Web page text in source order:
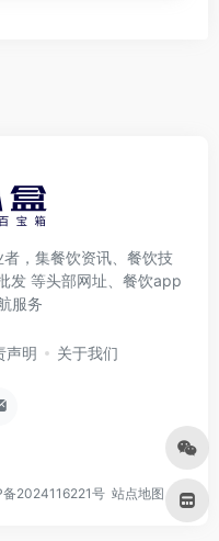
，集餐饮资讯、餐饮技
发 等头部网址、餐饮app
服务
声明 关于我们
备2024116221号 站点地图